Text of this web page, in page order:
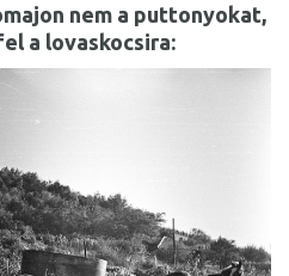
nem a puttonyokat,
a lovaskocsira: